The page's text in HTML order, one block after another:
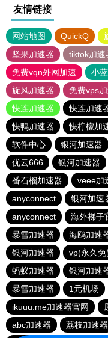
友情链接
网站地图 QuickQ
坚果加速器
tiktok加速
免费vqn外网加速
小
旋风加速器
免费vps
快连加速器
快连加速
快鸭加速器
快柠檬加
软件中心
银河加速器
优云666
银河加速器
番石榴加速器
veee加
anyconnect
银河加速
anyconnect
海外梯子
暴雪加速器
海鸥加速
银河加速器
vp(永久
蚂蚁加速器
银河加速
暴雪加速器
1元机场
ikuuu.me加速器官网
abc加速器
荔枝加速器